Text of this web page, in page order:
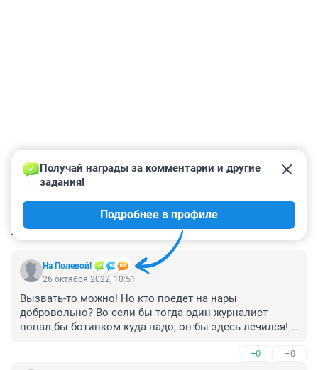
КОММЕНТАРИИ 11
На Полевой!
Получай награды за комментарии и другие
задания!
Подробнее в профиле
26 октября 2022, 10:51
Вызвать-то можно! Но кто поедет на нары
добровольно? Во если бы тогда один журналист
попал бы ботинком куда надо, он бы здесь лечился! А
+0 –0